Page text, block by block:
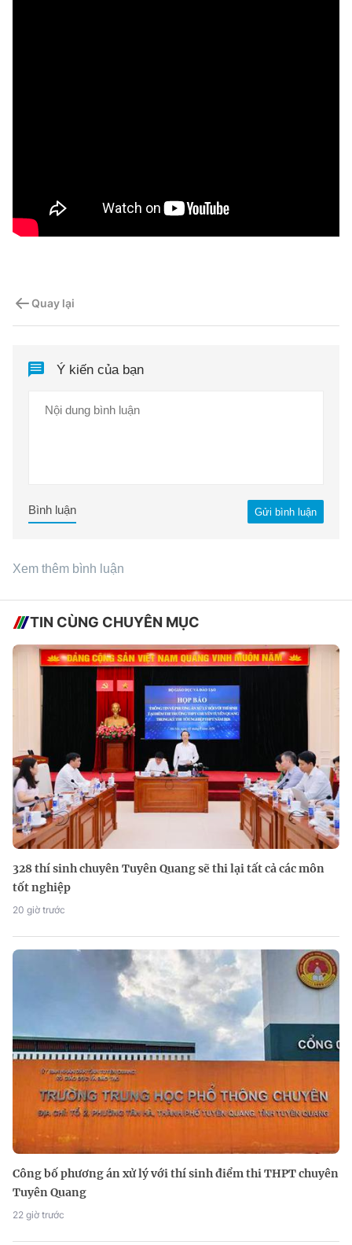
Quay lại
Ý kiến của bạn
Gửi bình luận
Bình luận
Xem thêm bình luận
TIN CÙNG CHUYÊN MỤC
328 thí sinh chuyên Tuyên Quang sẽ thi lại tất cả các môn
tốt nghiệp
20 giờ trước
Công bố phương án xử lý với thí sinh điểm thi THPT chuyên
Tuyên Quang
22 giờ trước